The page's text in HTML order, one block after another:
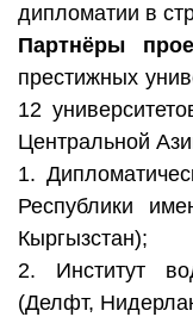
дипломатии в
Партнёры
престижных
12
Центральной
1.
Республики
Кыргызстан);
2. Институт
(Делфт,